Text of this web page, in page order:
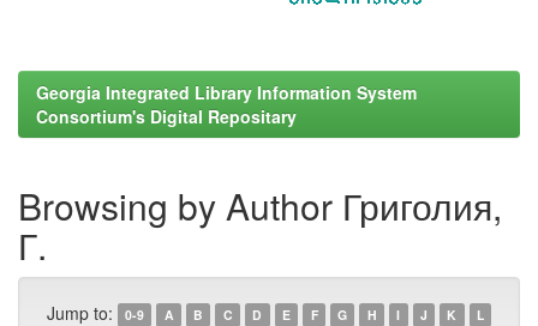
Georgia Integrated Library Information System
Consortium's Digital Repositary
Browsing by Author Григолия,
Г.
Jump to: 0-9 A B C D E F G H I J K
L